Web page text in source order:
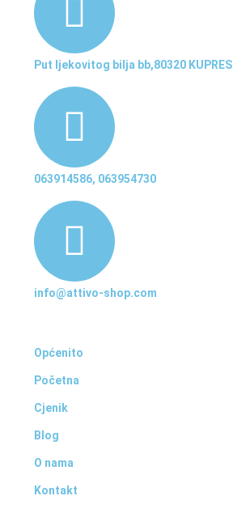
Put ljekovitog bilja bb,80320 KUPRES
063914586, 063954730
info@attivo-shop.com
Općenito
Početna
Cjenik
Blog
O nama
Kontakt